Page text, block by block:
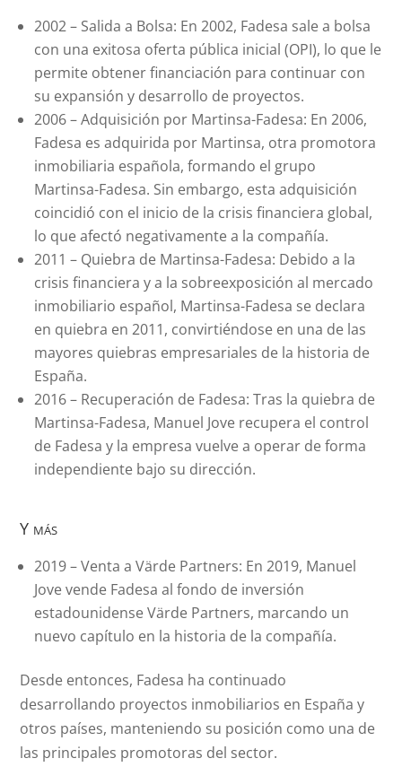
2002 – Salida a Bolsa: En 2002, Fadesa sale a bolsa
con una exitosa oferta pública inicial (OPI), lo que le
permite obtener financiación para continuar con
su expansión y desarrollo de proyectos.
2006 – Adquisición por Martinsa-Fadesa: En 2006,
Fadesa es adquirida por Martinsa, otra promotora
inmobiliaria española, formando el grupo
Martinsa-Fadesa. Sin embargo, esta adquisición
coincidió con el inicio de la crisis financiera global,
lo que afectó negativamente a la compañía.
2011 – Quiebra de Martinsa-Fadesa: Debido a la
crisis financiera y a la sobreexposición al mercado
inmobiliario español, Martinsa-Fadesa se declara
en quiebra en 2011, convirtiéndose en una de las
mayores quiebras empresariales de la historia de
España.
2016 – Recuperación de Fadesa: Tras la quiebra de
Martinsa-Fadesa, Manuel Jove recupera el control
de Fadesa y la empresa vuelve a operar de forma
independiente bajo su dirección.
Y más
2019 – Venta a Värde Partners: En 2019, Manuel
Jove vende Fadesa al fondo de inversión
estadounidense Värde Partners, marcando un
nuevo capítulo en la historia de la compañía.
Desde entonces, Fadesa ha continuado
desarrollando proyectos inmobiliarios en España y
otros países, manteniendo su posición como una de
las principales promotoras del sector.